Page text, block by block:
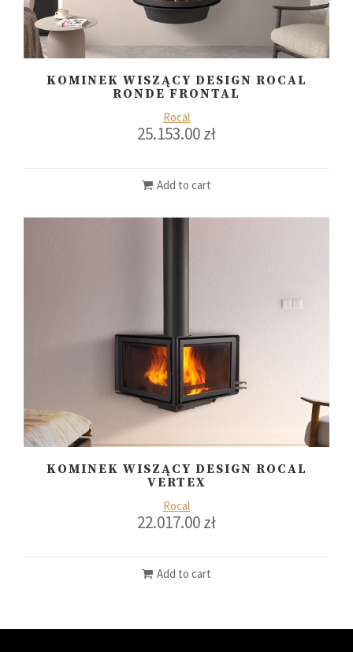
KOMINEK WISZĄCY DESIGN ROCAL
RONDE FRONTAL
Rocal
25.153.00zł
Add to cart
KOMINEK WISZĄCY DESIGN ROCAL
VERTEX
Rocal
22.017.00zł
Add to cart